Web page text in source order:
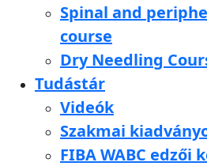
Spinal and
course
Dry Needling
Tudástár
Videók
Szakmai
FIBA WABC edzői